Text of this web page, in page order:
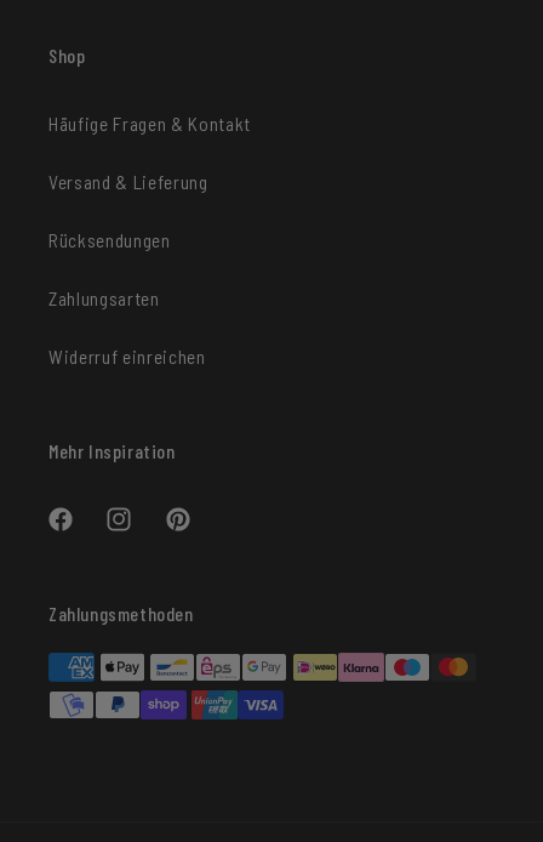
Shop
Häufige Fragen & Kontakt
Versand & Lieferung
Rücksendungen
Zahlungsarten
Widerruf einreichen
Mehr Inspiration
FacebookInstagramPinterest
Zahlungsmethoden